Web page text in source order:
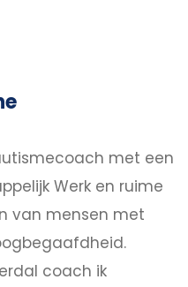
met een
Werk en ruime
van mensen met
coach ik